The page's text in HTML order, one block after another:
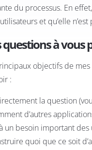
du processus. En
et qu’elle
à vous
objectifs de
:
la question
d’autres
un besoin important
quoi que ce soit